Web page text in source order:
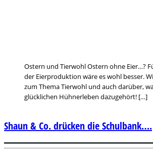
Ostern und Tierwohl Ostern ohne Eier…?
der Eierproduktion wäre es wohl besser.
zum Thema Tierwohl und auch darüber,
glücklichen Hühnerleben dazugehört! […]
Shaun & Co. drücken die Schulbank….